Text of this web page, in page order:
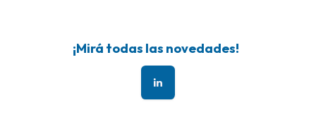
¡Mirá todas las novedades!